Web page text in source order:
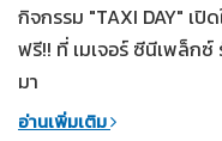
กิจกรรม "TAXI DAY" เปิ
ฟรี!! ที่ เมเจอร์ ซีนีเพล็กซ์
มา
อ่านเพิ่มเติม